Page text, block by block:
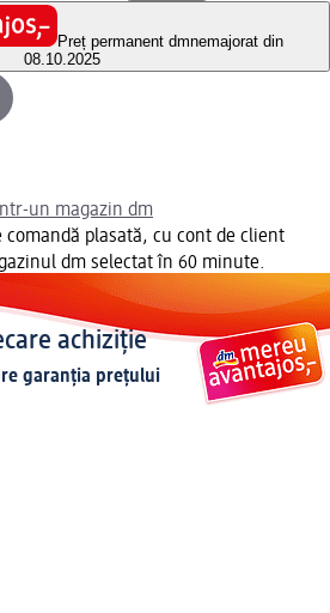
Preț permanent dmnemajorat din
08.10.2025
un magazin dm
plasată, cu cont de client
dm selectat în 60 minute.
achiziție
garanția prețului